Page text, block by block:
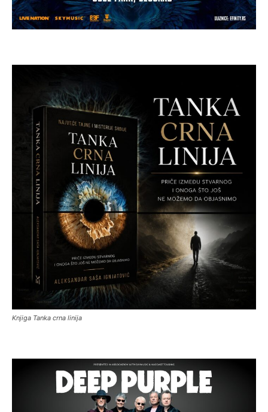
Knjiga Tanka crna linija